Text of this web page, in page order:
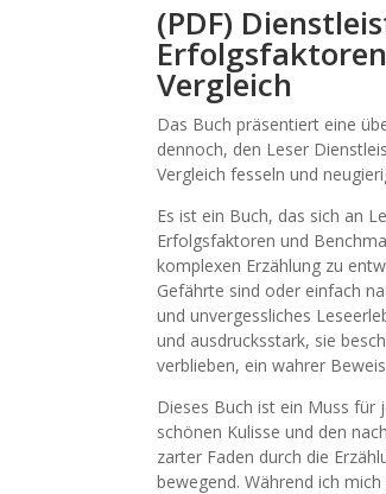
(PDF)
Vergleich
Das Buch präsentiert eine
dennoch, den Leser
Vergleich fesseln und
Es ist ein Buch, das sich an
Erfolgsfaktoren und
komplexen Erzählung zu
Gefährte sind oder einfach
und unvergessliches
und ausdrucksstark, sie
verblieben, ein wahrer
Dieses Buch ist ein Muss für
schönen Kulisse und den
zarter Faden durch die
bewegend. Während ich